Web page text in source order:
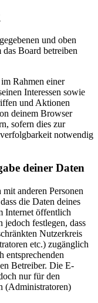
und oben
Board betreiben
Rahmen einer
Interessen sowie
und Aktionen
deinem Browser
sofern dies zur
notwendig
deiner Daten
anderen Personen
die Daten deines
Internet öffentlich
festlegen, dass
Nutzerkreis
etc.) zugänglich
entsprechenden
Betreiber. Die E-
nur für den
(Administratoren)